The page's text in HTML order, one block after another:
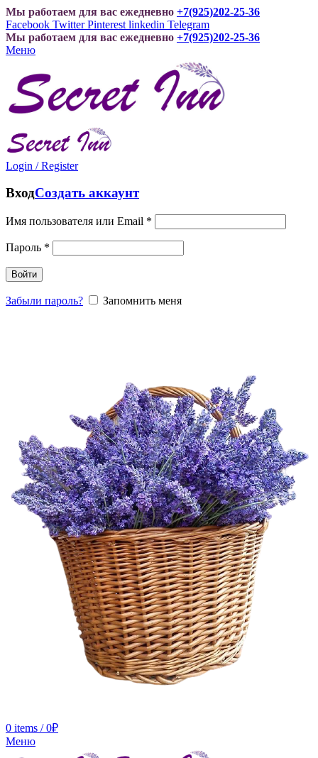
Мы работаем для вас ежедневно +7(925)202-25-36
Facebook Twitter Pinterest linkedin Telegram
Мы работаем для вас ежедневно +7(925)202-25-36
Меню
Login / Register
ВходСоздать аккаунт
Имя пользователя или Email *
Пароль *
Войти
Забыли пароль? Запомнить меня
0 items / 0₽
Меню